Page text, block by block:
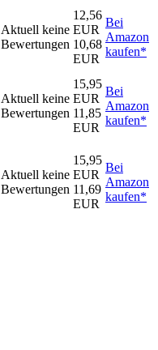
Aktuell keine
Bewertungen
12,56
EUR
10,68
EUR
Bei
Amazon
kaufen*
Aktuell keine
Bewertungen
15,95
EUR
11,85
EUR
Bei
Amazon
kaufen*
Aktuell keine
Bewertungen
15,95
EUR
11,69
EUR
Bei
Amazon
kaufen*